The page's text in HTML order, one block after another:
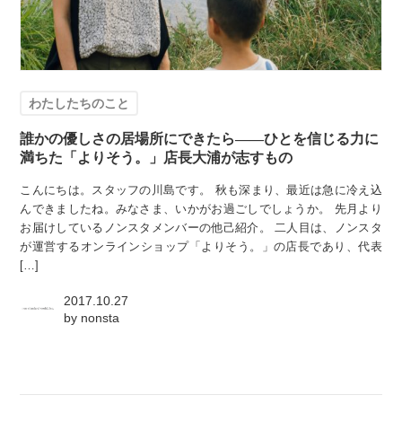
わたしたちのこと
誰かの優しさの居場所にできたら——ひとを信じる力に
満ちた「よりそう。」店長大浦が志すもの
こんにちは。スタッフの川島です。 秋も深まり、最近は急に冷え込
んできましたね。みなさま、いかがお過ごしでしょうか。 先月より
お届けしているノンスタメンバーの他己紹介。 二人目は、ノンスタ
が運営するオンラインショップ「よりそう。」の店長であり、代表
[…]
2017.10.27
by nonsta